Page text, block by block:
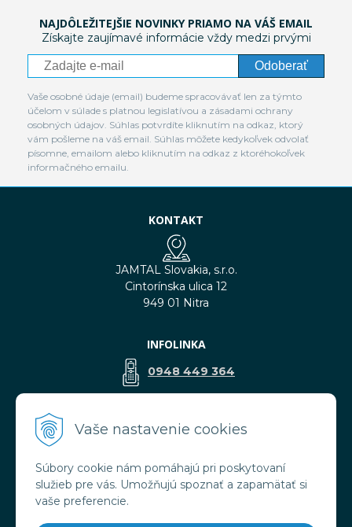
Vaše nastavenie cookies
Súbory cookie nám pomáhajú pri poskytovaní
služieb pre vás. Umožňujú spoznať a zapamätať si
vaše preferencie.
NAJDÔLEŽITEJŠIE NOVINKY PRIAMO NA VÁŠ EMAIL
Získajte zaujímavé informácie vždy medzi prvými
Odoberať
Vaše osobné údaje (email) budeme spracovávať len za týmto
účelom v súlade s platnou legislatívou a zásadami ochrany
osobných údajov. Súhlas potvrdíte kliknutím na odkaz, ktorý
vám pošleme na váš email. Súhlas môžete kedykoľvek odvolať
písomne, emailom alebo kliknutím na odkaz z ktoréhokoľvek
informačného emailu.
KONTAKT
JAMTAL Slovakia, s.r.o.
Cintorínska ulica 12
949 01 Nitra
INFOLINKA
0948 449 364
VŠETKO O NÁKUPE
Obchodné podmienky